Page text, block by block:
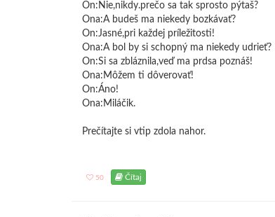
On:Nie,nikdy.prečo sa tak sprosto pýtaš?
Ona:A budeš ma niekedy bozkávať?
On:Jasné,pri každej príležitosti!
Ona:A bol by si schopný ma niekedy udrieť?
On:Si sa zbláznila,veď ma prdsa poznáš!
Ona:Môžem ti dôverovať!
On:Áno!
Ona:Miláčik.
Prečítajte si vtip zdola nahor.
50 Čítaj